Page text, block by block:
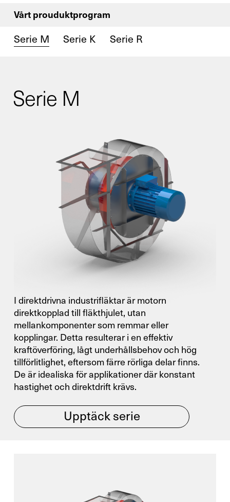
Vårt prouduktprogram
Serie M Serie K Serie R
Serie M
I direktdrivna industrifläktar är motorn
direktkopplad till fläkthjulet, utan
mellankomponenter som remmar eller
kopplingar. Detta resulterar i en effektiv
kraftöverföring, lågt underhållsbehov och hög
tillförlitlighet, eftersom färre rörliga delar finns.
De är idealiska för applikationer där konstant
hastighet och direktdrift krävs.
Upptäck serie